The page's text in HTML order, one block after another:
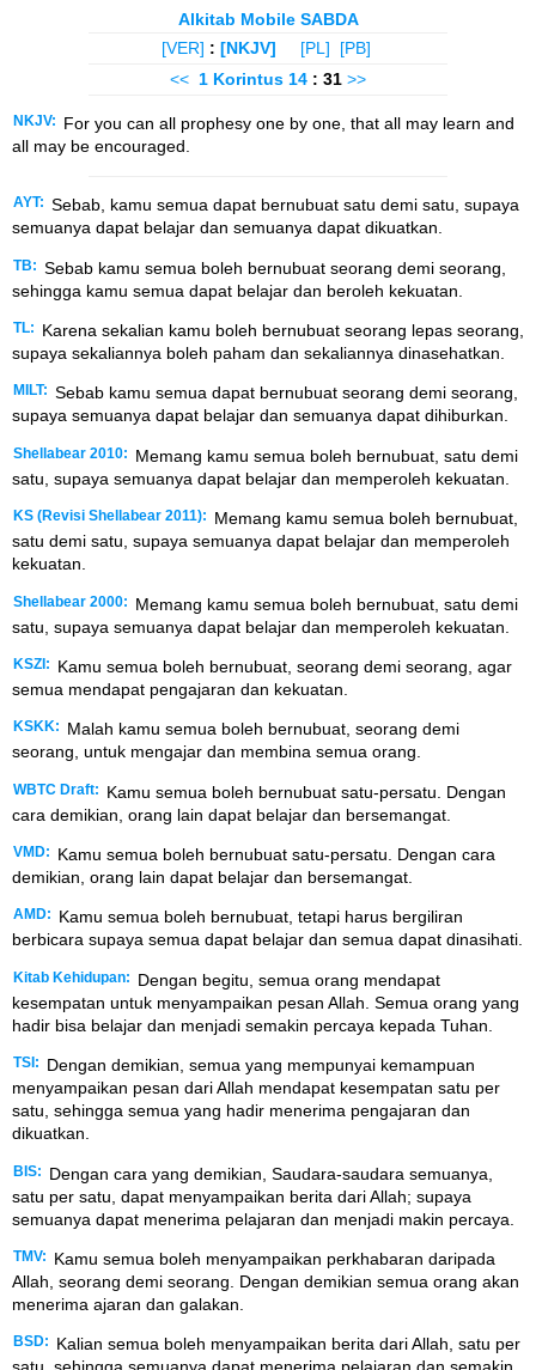
Alkitab Mobile SABDA
[VER] : [NKJV] [PL]
[PB]
<< 1 Korintus 14 : 31 >>
NKJV:
For you can all prophesy one by one, that all may learn and
all may be encouraged.
AYT: Sebab, kamu semua dapat bernubuat satu demi satu, supaya
semuanya dapat belajar dan semuanya dapat dikuatkan.
TB: Sebab kamu semua boleh bernubuat seorang demi seorang,
sehingga kamu semua dapat belajar dan beroleh kekuatan.
TL:
Karena sekalian kamu boleh bernubuat seorang lepas seorang,
supaya sekaliannya boleh paham dan sekaliannya dinasehatkan.
MILT: Sebab kamu semua dapat bernubuat seorang demi seorang,
supaya semuanya dapat belajar dan semuanya dapat dihiburkan.
Shellabear 2010:
Memang kamu semua boleh bernubuat, satu demi
satu, supaya semuanya dapat belajar dan memperoleh kekuatan.
KS (Revisi Shellabear 2011):
Memang kamu semua boleh bernubuat,
satu demi satu, supaya semuanya dapat belajar dan memperoleh
kekuatan.
Shellabear 2000:
Memang kamu semua boleh bernubuat, satu demi
satu, supaya semuanya dapat belajar dan memperoleh kekuatan.
KSZI:
Kamu semua boleh bernubuat, seorang demi seorang, agar
semua mendapat pengajaran dan kekuatan.
KSKK:
Malah kamu semua boleh bernubuat, seorang demi
seorang, untuk mengajar dan membina semua orang.
WBTC Draft:
Kamu semua boleh bernubuat satu-persatu. Dengan
cara demikian, orang lain dapat belajar dan bersemangat.
VMD:
Kamu semua boleh bernubuat satu-persatu. Dengan cara
demikian, orang lain dapat belajar dan bersemangat.
AMD:
Kamu semua boleh bernubuat, tetapi harus bergiliran
berbicara supaya semua dapat belajar dan semua dapat dinasihati.
Kitab Kehidupan:
Dengan begitu, semua orang mendapat
kesempatan untuk menyampaikan pesan Allah. Semua orang yang
hadir bisa belajar dan menjadi semakin percaya kepada Tuhan.
TSI:
Dengan demikian, semua yang mempunyai kemampuan
menyampaikan pesan dari Allah mendapat kesempatan satu per
satu, sehingga semua yang hadir menerima pengajaran dan
dikuatkan.
BIS:
Dengan cara yang demikian, Saudara-saudara semuanya,
satu per satu, dapat menyampaikan berita dari Allah; supaya
semuanya dapat menerima pelajaran dan menjadi makin percaya.
TMV:
Kamu semua boleh menyampaikan perkhabaran daripada
Allah, seorang demi seorang. Dengan demikian semua orang akan
menerima ajaran dan galakan.
BSD:
Kalian semua boleh menyampaikan berita dari Allah, satu per